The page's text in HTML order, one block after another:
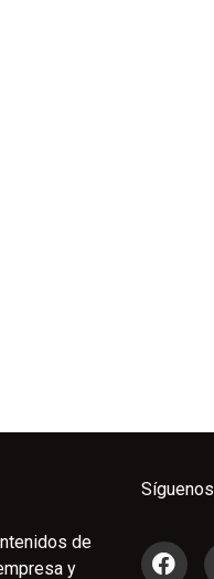
de
y
Síguenos